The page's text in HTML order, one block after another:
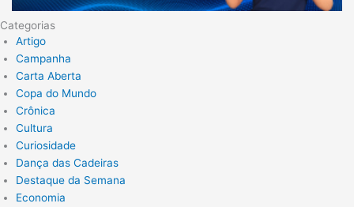
Categorias
Artigo
Campanha
Carta Aberta
Copa do Mundo
Crônica
Cultura
Curiosidade
Dança das Cadeiras
Destaque da Semana
Economia